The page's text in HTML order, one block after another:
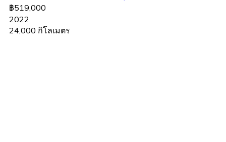
฿519,000
2022
24,000 กิโลเมตร